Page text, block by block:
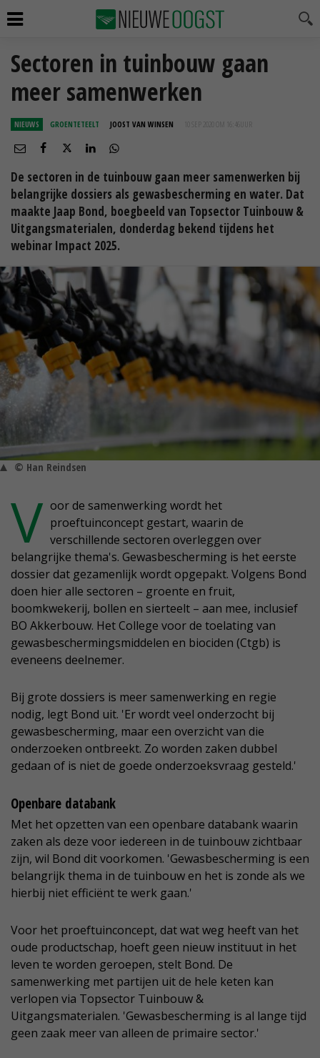
Sectoren in tuinbouw gaan
meer samenwerken
NIEUWS GROENTETEELT JOOST VAN WINSEN 10 SEP 2020 OM 16:46
De sectoren in de tuinbouw gaan meer samenwerken bij
belangrijke dossiers als gewasbescherming en water. Dat
maakte Jaap Bond, boegbeeld van Topsector Tuinbouw &
Uitgangsmaterialen, donderdag bekend tijdens het
webinar Impact 2025.
© Han Reindsen
V oor de samenwerking wordt het
proeftuinconcept gestart, waarin de
verschillende sectoren overleggen over
belangrijke thema's. Gewasbescherming is het eerste
dossier dat gezamenlijk wordt opgepakt. Volgens Bond
doen hier alle sectoren – groente en fruit,
boomkwekerij, bollen en sierteelt – aan mee, inclusief
BO Akkerbouw. Het College voor de toelating van
gewasbeschermingsmiddelen en biociden (Ctgb) is
eveneens deelnemer.
Bij grote dossiers is meer samenwerking en regie
nodig, legt Bond uit. 'Er wordt veel onderzocht bij
gewasbescherming, maar een overzicht van die
onderzoeken ontbreekt. Zo worden zaken dubbel
gedaan of is niet de goede onderzoeksvraag gesteld.'
Openbare databank
Met het opzetten van een openbare databank waarin
zaken als deze voor iedereen in de tuinbouw zichtbaar
zijn, wil Bond dit voorkomen. 'Gewasbescherming is een
belangrijk thema in de tuinbouw en het is zonde als we
hierbij niet efficiënt te werk gaan.'
Voor het proeftuinconcept, dat wat weg heeft van het
oude productschap, hoeft geen nieuw instituut in het
leven te worden geroepen, stelt Bond. De
samenwerking met partijen uit de hele keten kan
verlopen via Topsector Tuinbouw &
Uitgangsmaterialen. 'Gewasbescherming is al lange tijd
geen zaak meer van alleen de primaire sector.'